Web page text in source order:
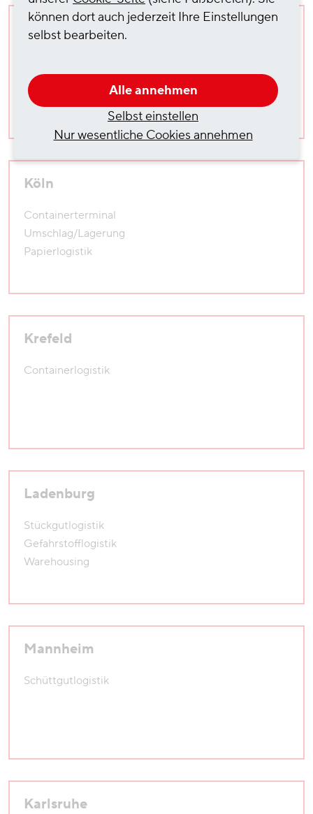
Hamburg
Stückgutlogistik
Warehousing
Containerlogistik
Köln
Containerterminal
Umschlag/Lagerung
Papierlogistik
Krefeld
Containerlogistik
Ladenburg
Stückgutlogistik
Gefahrstofflogistik
Warehousing
Mannheim
Schüttgutlogistik
Karlsruhe
können dort auch jederzeit Ihre Einstellungen
selbst bearbeiten.
Alle annehmen
Selbst einstellen
Nur wesentliche Cookies annehmen